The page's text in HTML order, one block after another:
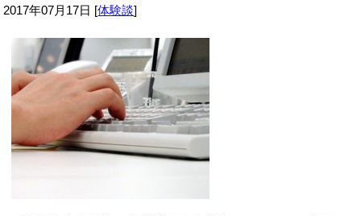
2017年07月17日 [体験談]